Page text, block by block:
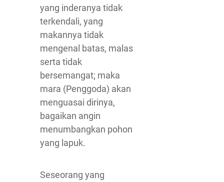
yang inderanya tidak
terkendali, yang
makannya tidak
mengenal batas, malas
serta tidak
bersemangat; maka
mara (Penggoda) akan
menguasai dirinya,
bagaikan angin
menumbangkan pohon
yang lapuk.
Seseorang yang